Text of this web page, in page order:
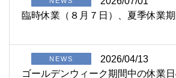
臨時休業（８月７日）、夏季休業
NEWS
2026/04/13
ゴールデンウィーク期間中の休業